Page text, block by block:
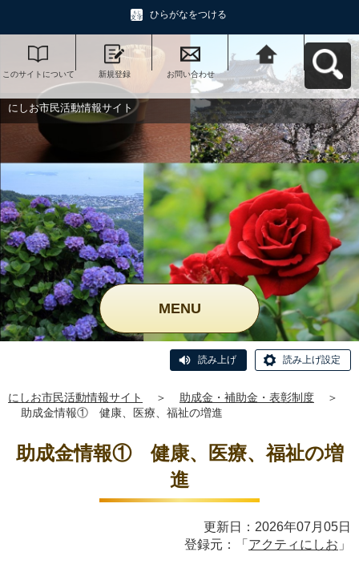
ひらがなをつける
このサイトについて 新規登録 お問い合わせ
にしお市民活動情報
サイトへ戻る
にしお市民活動情報サイト
MENU
読み上げ 読み上げ設定
にしお市民活動情報サイト ＞ 助成金・補助金・表彰制度
＞
助成金情報① 健康、医療、福祉の増進
助成金情報① 健康、医療、福祉の増
進
更新日：2026年07月05日
登録元：「 アクティにしお 」